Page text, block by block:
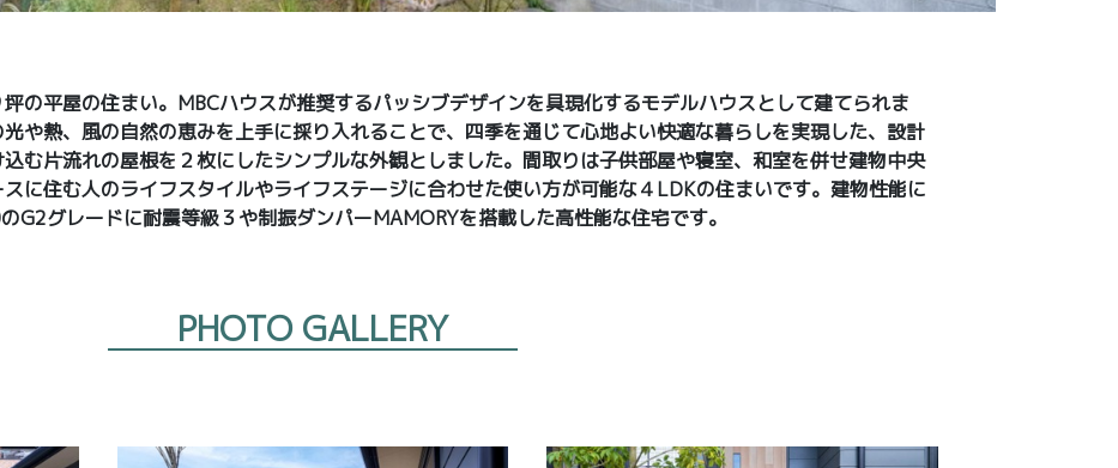
の平屋の住まい。MBCハウスが推奨するパッシブデザインを具現化するモデルハウスとして建てられま
や熱、風の自然の恵みを上手に採り入れることで、四季を通じて心地よい快適な暮らしを実現した、設計
む片流れの屋根を２枚にしたシンプルな外観としました。間取りは子供部屋や寝室、和室を併せ建物中央
に住む人のライフスタイルやライフステージに合わせた使い方が可能な４LDKの住まいです。建物性能に
G2グレードに耐震等級３や制振ダンパーMAMORYを搭載した高性能な住宅です。
PHOTO GALLERY